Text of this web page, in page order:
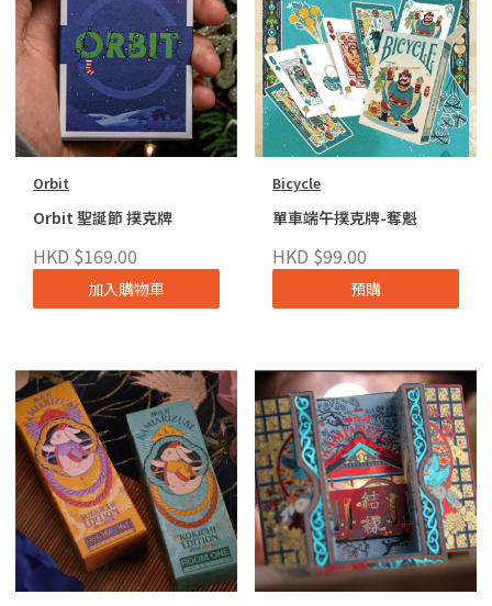
Orbit
Orbit 聖誕節 撲克牌
HKD $169.00
加入購物車
Bicycle
單車端午撲克牌-奪魁
HKD $99.00
預購